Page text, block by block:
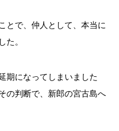
とで、仲人として、本当に
た。
期になってしまいました
の判断で、新郎の宮古島へ